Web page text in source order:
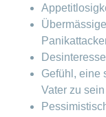
Gefühl, eine
Vater zu sein